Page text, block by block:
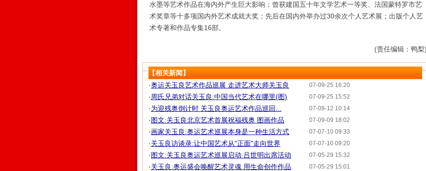
水墨等艺术作品在海内外产生巨大影响；曾获建国五十年文学艺术一等奖、法国蒙特罗市艺
术奖章等十多项国内外艺术成就大奖；先后在国内外举办过30余次个人艺术展；出版个人艺
术专著和作品专集16部。
(责任编辑：鸭梨)
【相关新闻】
07-09-25 16:20
·奥运关玉良艺术作品巡展 走进艺术大师关玉良
07-09-25 15:52
· 周氏兄弟对话关玉良:中国当代艺术在哪里(图)
07-09-12 10:14
·为迎残奥倒计时 关玉良奥运艺术作品巡回...
07-09-09 18:02
·图文:关玉良北京艺术首展祝福残奥 图画作品
07-07-10 09:33
·画家关玉良:奥运艺术巡展本身是一种生活方式
07-07-10 09:20
·关玉良访谈录:让中国艺术从"正面"走向世界
07-05-29 15:32
·图文:关玉良奥运艺术巡展启动 吕世明出席活动
07-05-29 15:01
·关玉良:奥运盛会唤醒艺术灵魂 用生命创作作品